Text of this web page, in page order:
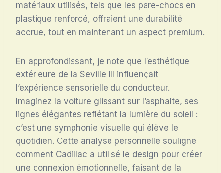
matériaux utilisés, tels que les pare-chocs en
plastique renforcé, offraient une durabilité
accrue, tout en maintenant un aspect premium.
En approfondissant, je note que l’esthétique
extérieure de la Seville III influençait
l’expérience sensorielle du conducteur.
Imaginez la voiture glissant sur l’asphalte, ses
lignes élégantes reflétant la lumière du soleil :
c’est une symphonie visuelle qui élève le
quotidien. Cette analyse personnelle souligne
comment Cadillac a utilisé le design pour créer
une connexion émotionnelle, faisant de la